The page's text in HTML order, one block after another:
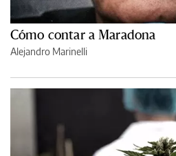
Cómo contar a Maradona
Alejandro Marinelli